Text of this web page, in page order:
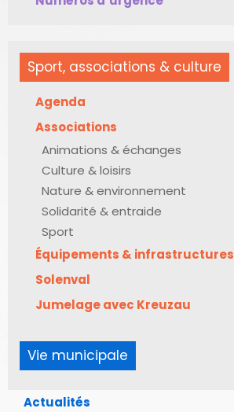
Sport, associations & culture
Agenda
Associations
Animations & échanges
Culture & loisirs
Nature & environnement
Solidarité & entraide
Sport
Équipements & infrastructures
Solenval
Jumelage avec Kreuzau
Vie municipale
Actualités